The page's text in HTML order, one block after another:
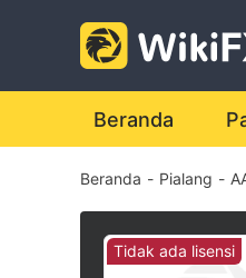
Beranda
Beranda - Pialang -
Tidak ada lisensi
0
1
2